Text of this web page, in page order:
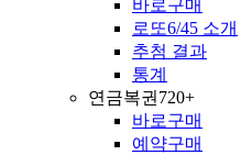
바로구매
로또6/45 소개
추첨 결과
통계
연금복권720+
바로구매
예약구매